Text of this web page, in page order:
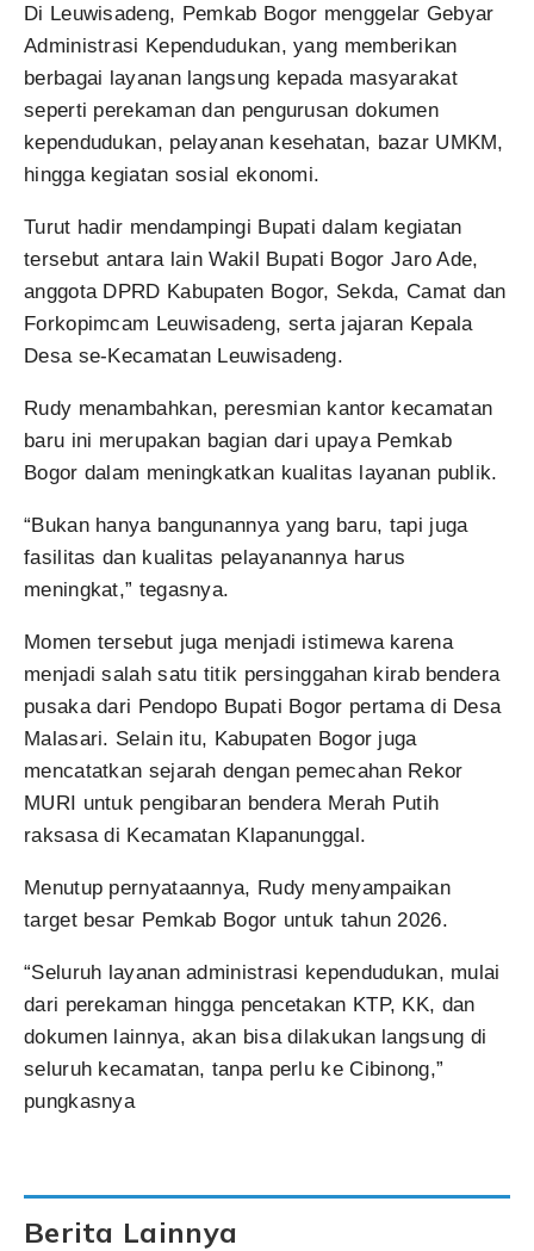
Di Leuwisadeng, Pemkab Bogor menggelar Gebyar
Administrasi Kependudukan, yang memberikan
berbagai layanan langsung kepada masyarakat
seperti perekaman dan pengurusan dokumen
kependudukan, pelayanan kesehatan, bazar UMKM,
hingga kegiatan sosial ekonomi.
Turut hadir mendampingi Bupati dalam kegiatan
tersebut antara lain Wakil Bupati Bogor Jaro Ade,
anggota DPRD Kabupaten Bogor, Sekda, Camat dan
Forkopimcam Leuwisadeng, serta jajaran Kepala
Desa se-Kecamatan Leuwisadeng.
Rudy menambahkan, peresmian kantor kecamatan
baru ini merupakan bagian dari upaya Pemkab
Bogor dalam meningkatkan kualitas layanan publik.
“Bukan hanya bangunannya yang baru, tapi juga
fasilitas dan kualitas pelayanannya harus
meningkat,” tegasnya.
Momen tersebut juga menjadi istimewa karena
menjadi salah satu titik persinggahan kirab bendera
pusaka dari Pendopo Bupati Bogor pertama di Desa
Malasari. Selain itu, Kabupaten Bogor juga
mencatatkan sejarah dengan pemecahan Rekor
MURI untuk pengibaran bendera Merah Putih
raksasa di Kecamatan Klapanunggal.
Menutup pernyataannya, Rudy menyampaikan
target besar Pemkab Bogor untuk tahun 2026.
“Seluruh layanan administrasi kependudukan, mulai
dari perekaman hingga pencetakan KTP, KK, dan
dokumen lainnya, akan bisa dilakukan langsung di
seluruh kecamatan, tanpa perlu ke Cibinong,”
pungkasnya
Berita Lainnya